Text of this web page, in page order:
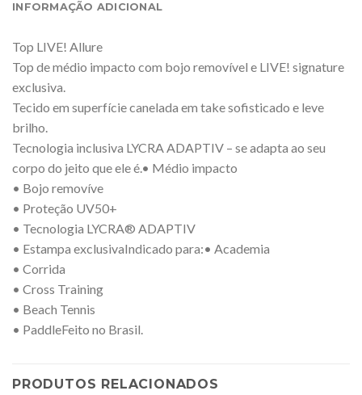
INFORMAÇÃO ADICIONAL
Top LIVE! Allure
Top de médio impacto com bojo removível e LIVE! signature
exclusiva.
Tecido em superfície canelada em take sofisticado e leve
brilho.
Tecnologia inclusiva LYCRA ADAPTIV – se adapta ao seu
corpo do jeito que ele é.• Médio impacto
• Bojo removíve
• Proteção UV50+
• Tecnologia LYCRA® ADAPTIV
• Estampa exclusivaIndicado para:• Academia
• Corrida
• Cross Training
• Beach Tennis
• PaddleFeito no Brasil.
PRODUTOS RELACIONADOS